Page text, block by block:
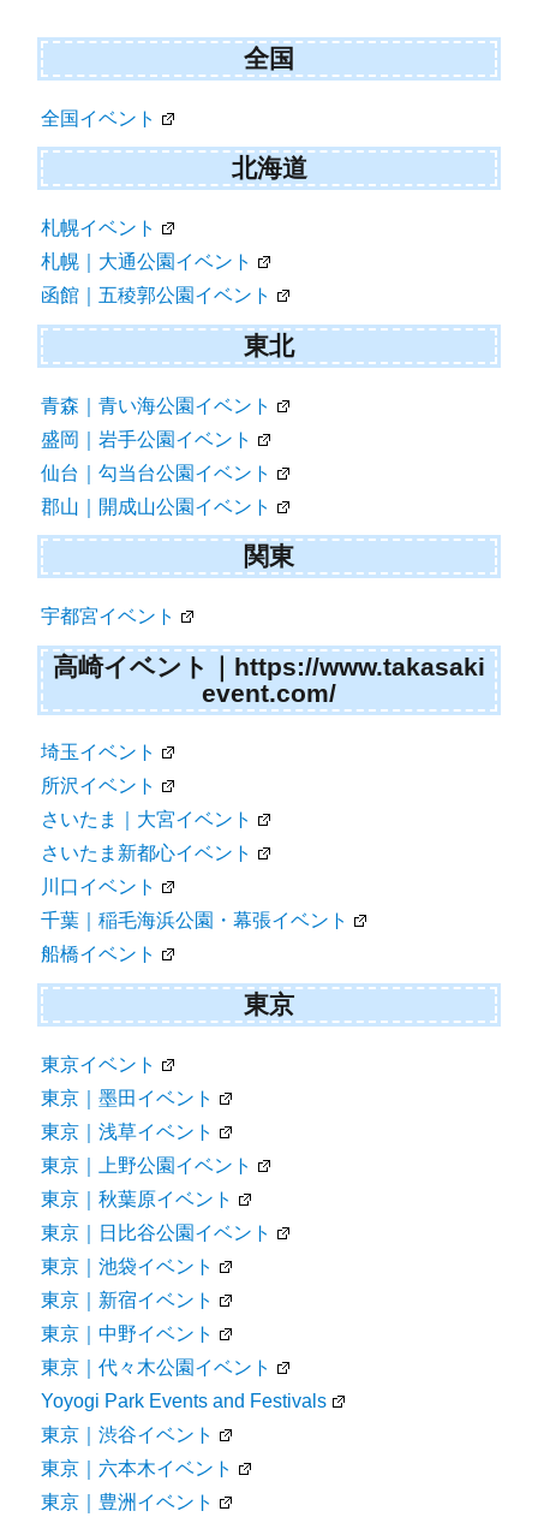
r
全国
全国イベント
北海道
札幌イベント
札幌｜大通公園イベント
函館｜五稜郭公園イベント
東北
青森｜青い海公園イベント
盛岡｜岩手公園イベント
仙台｜勾当台公園イベント
郡山｜開成山公園イベント
関東
宇都宮イベント
高崎イベント｜https://www.takasaki
event.com/
埼玉イベント
所沢イベント
さいたま｜大宮イベント
さいたま新都心イベント
川口イベント
千葉｜稲毛海浜公園・幕張イベント
船橋イベント
東京
東京イベント
東京｜墨田イベント
東京｜浅草イベント
東京｜上野公園イベント
東京｜秋葉原イベント
東京｜日比谷公園イベント
東京｜池袋イベント
東京｜新宿イベント
東京｜中野イベント
東京｜代々木公園イベント
Yoyogi Park Events and Festivals
東京｜渋谷イベント
東京｜六本木イベント
東京｜豊洲イベント